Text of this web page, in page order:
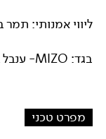
ליווי אמנותי: תמר
בגד: MIZO- ענבל בן זקן
מפרט טכני